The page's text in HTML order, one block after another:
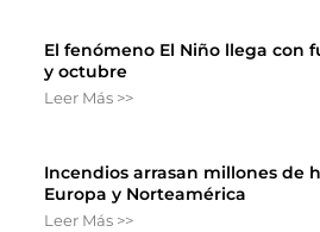
El fenómeno El Niño llega con
y octubre
Leer Más >>
Incendios arrasan millones de
Europa y Norteamérica
Leer Más >>